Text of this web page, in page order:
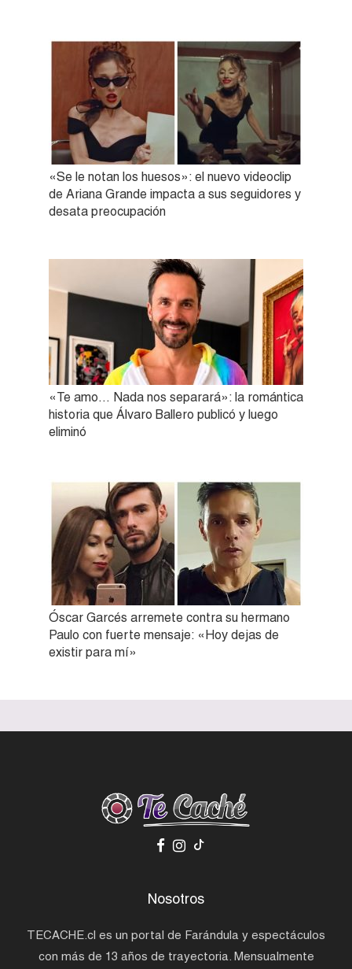
«Se le notan los huesos»: el nuevo videoclip
de Ariana Grande impacta a sus seguidores y
desata preocupación
«Te amo… Nada nos separará»: la romántica
historia que Álvaro Ballero publicó y luego
eliminó
Óscar Garcés arremete contra su hermano
Paulo con fuerte mensaje: «Hoy dejas de
existir para mí»
Nosotros
TECACHE.cl es un portal de Farándula y espectáculos
con más de 13 años de trayectoria. Mensualmente